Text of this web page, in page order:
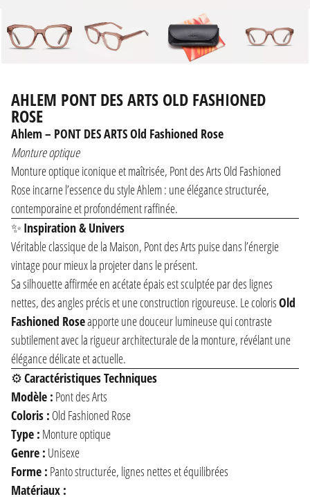
AHLEM PONT DES ARTS OLD FASHIONED
ROSE
Ahlem – PONT DES ARTS Old Fashioned Rose
Monture optique
Monture optique iconique et maîtrisée, Pont des Arts Old Fashioned
Rose incarne l’essence du style Ahlem : une élégance structurée,
contemporaine et profondément raffinée.
✨ Inspiration & Univers
Véritable classique de la Maison, Pont des Arts puise dans l’énergie
vintage pour mieux la projeter dans le présent.
Sa silhouette affirmée en acétate épais est sculptée par des lignes
nettes, des angles précis et une construction rigoureuse. Le colorisOld
Fashioned Roseapporte une douceur lumineuse qui contraste
subtilement avec la rigueur architecturale de la monture, révélant une
élégance délicate et actuelle.
⚙️Caractéristiques Techniques
Modèle : Pont des Arts
Coloris : Old Fashioned Rose
Type : Monture optique
Genre : Unisexe
Forme : Panto structurée, lignes nettes et équilibrées
Matériaux :